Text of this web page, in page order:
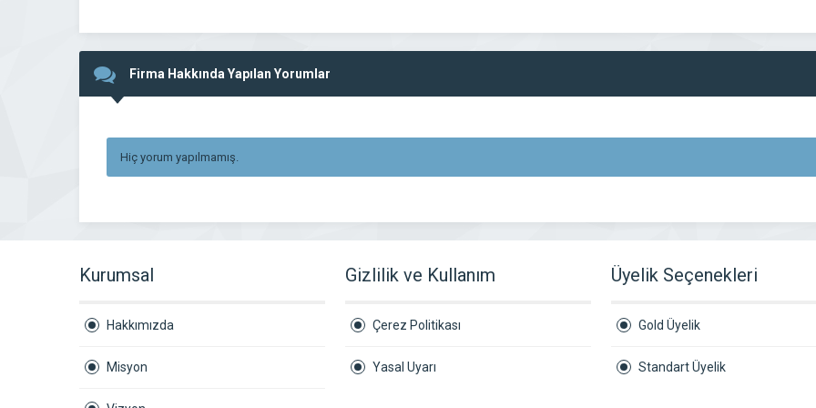
Firma Hakkında Yapılan Yorumlar
Hiç yorum yapılmamış.
Kurumsal
Hakkımızda
Misyon
Gizlilik ve Kullanım
Çerez Politikası
Yasal Uyarı
Üyelik Seçenekleri
Gold Üyelik
Standart Üyelik